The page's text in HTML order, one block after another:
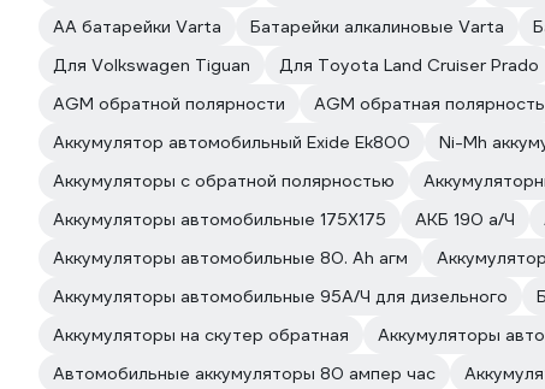
АА батарейки Varta
Батарейки алкалиновые Varta
Для Volkswagen Tiguan
Для Toyota Land Cruiser Prado
AGM обратной полярности
AGM обратная полярность
Аккумулятор автомобильный Exide Ek800
Ni-Mh
Аккумуляторы с обратной полярностью
Аккумуляторы автомобильные 175Х175
АКБ 190 а/Ч
Аккумуляторы автомобильные 80. Ah агм
Аккумуляторы автомобильные 95А/Ч для дизельного
Аккумуляторы на скутер обратная
Аккумуляторы
Автомобильные аккумуляторы 80 ампер час